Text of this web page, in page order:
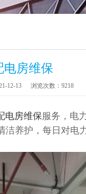
电房维保
12-13 浏览次数： 9218
电房维保服务，电
养护，每日对电